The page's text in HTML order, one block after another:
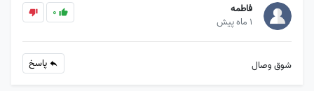
فاطمه
1 ماه پیش
0
شوق وصال پاسخ